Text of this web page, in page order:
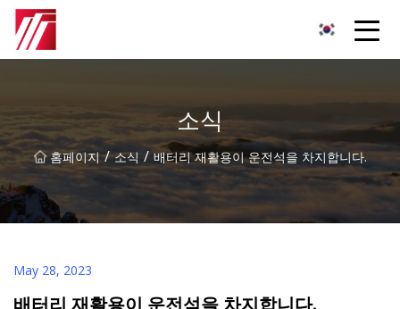
소식
홈페이지 / 소식 / 배터리 재활용이 운전석을 차지합니다.
May 28, 2023
배터리 재활용이 운전석을 차지합니다.